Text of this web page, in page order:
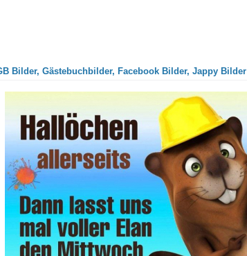
Bilder, Gästebuchbilder, Facebook Bilder, Jappy Bilder